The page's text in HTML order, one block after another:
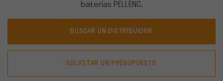
baterías PELLENC.
BUSCAR UN DISTRIBUIDOR
SOLICITAR UN PRESUPUESTO